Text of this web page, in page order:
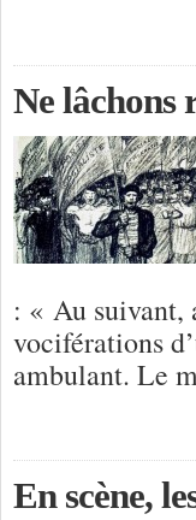
Ne lâchons
: « Au suivant,
vociférations
ambulant. Le
En scène,